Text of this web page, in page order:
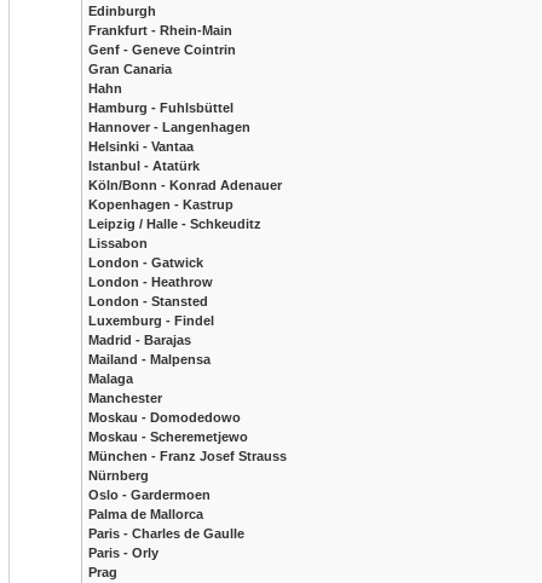
Edinburgh
Frankfurt - Rhein-Main
Genf - Geneve Cointrin
Gran Canaria
Hahn
Hamburg - Fuhlsbüttel
Hannover - Langenhagen
Helsinki - Vantaa
Istanbul - Atatürk
Köln/Bonn - Konrad Adenauer
Kopenhagen - Kastrup
Leipzig / Halle - Schkeuditz
Lissabon
London - Gatwick
London - Heathrow
London - Stansted
Luxemburg - Findel
Madrid - Barajas
Mailand - Malpensa
Malaga
Manchester
Moskau - Domodedowo
Moskau - Scheremetjewo
München - Franz Josef Strauss
Nürnberg
Oslo - Gardermoen
Palma de Mallorca
Paris - Charles de Gaulle
Paris - Orly
Prag